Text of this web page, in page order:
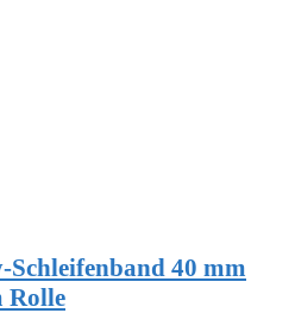
Schleifenband 40 mm
Rolle